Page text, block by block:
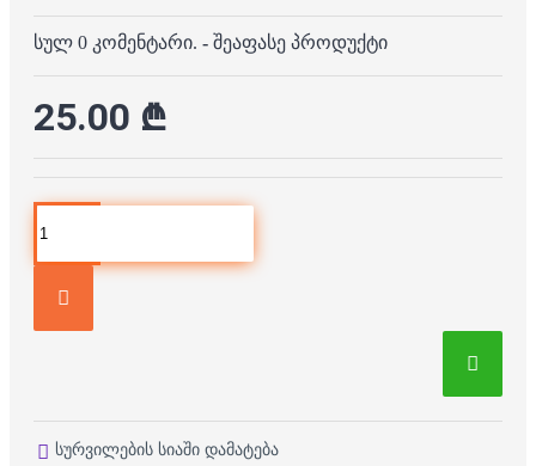
სულ 0 კომენტარი. - შეაფასე პროდუქტი
25.00 ₾
სურვილების სიაში დამატება